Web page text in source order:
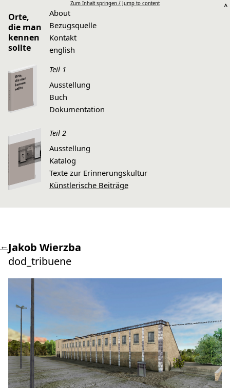
Zum Inhalt springen / Jump to content
Orte,
die man
kennen
sollte
About
Bezugsquelle
Kontakt
english
Teil 1
Ausstellung
Buch
Dokumentation
Teil 2
Ausstellung
Katalog
Texte zur Erinnerungskultur
Künstlerische Beiträge
←Jakob Wierzba
dod_tribuene
^